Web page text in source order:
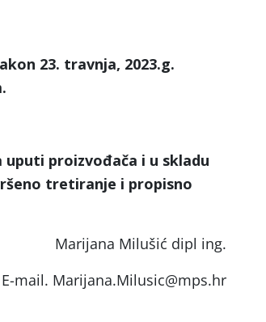
23. travnja, 2023.g.
proizvođača i u skladu
tretiranje i propisno
Marijana Milušić dipl ing.
E-mail. Marijana.Milusic@mps.hr